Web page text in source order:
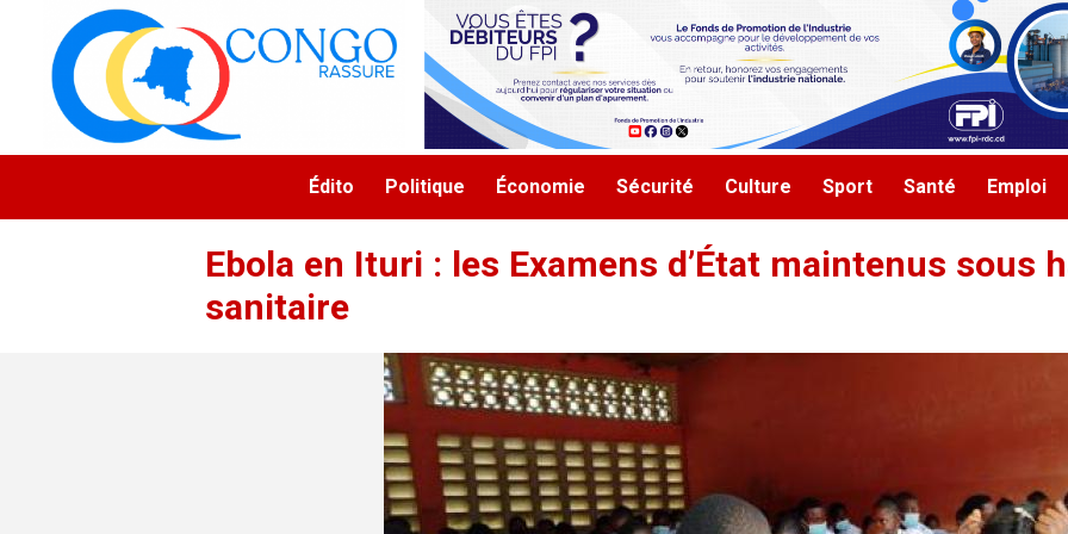
Aller au contenu principal
Navigation principale
Édito Politique Économie Sécurité Culture Sport Santé Emploi
Ebola en Ituri : les Examens d’État maintenus sous
sanitaire